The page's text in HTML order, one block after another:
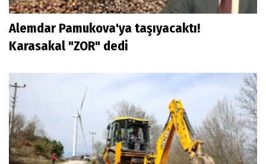
Alemdar Pamukova'ya taşıyacaktı!
Karasakal "ZOR" dedi